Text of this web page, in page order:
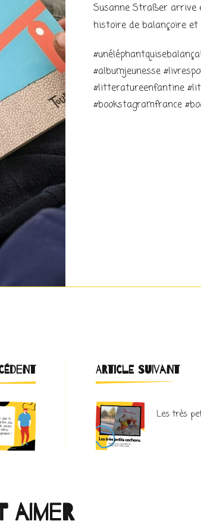
Susanne Straßer arrive
histoire de balançoire et
#albumjeunesse
#litteratureenfantine
#bookstagramfrance
NavigationARTICLE SUIVANT
Les très
aimer